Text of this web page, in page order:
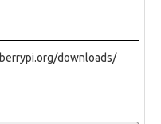
downloads/